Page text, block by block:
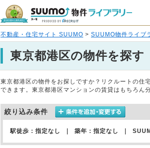
不動産・住宅サイト SUUMO > SUUMO物件ライブ
東京都港区の物件を探す
東京都港区の物件をお探しですか？リクルートの住
できます。東京都港区マンションの賃貸はもちろん
絞り込み条件
駅徒歩：指定なし ｜ 築年：指定なし ｜